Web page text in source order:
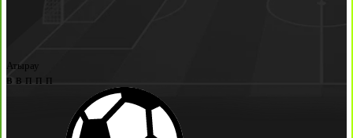
Атырау
в в п п п